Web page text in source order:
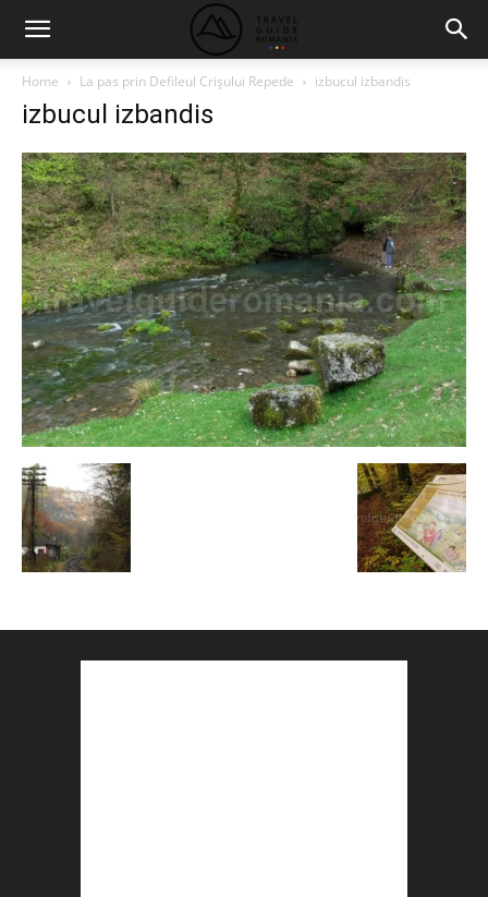
Home La pas prin Defileul Crişului Repede izbucul izbandis
izbucul izbandis